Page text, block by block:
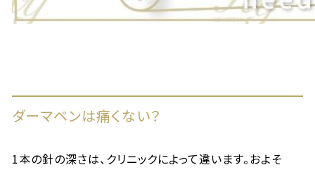
ダーマペンは痛くない？
1本の針の深さは、クリニックによって違います。およそ